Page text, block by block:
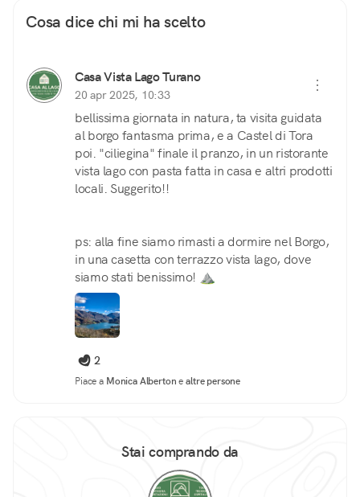
Cosa dice chi mi ha scelto
Casa Vista Lago Turano
20 apr 2025, 10:33
bellissima giornata in natura, ta visita guidata
al borgo fantasma prima, e a Castel di Tora
poi. "ciliegina" finale il pranzo, in un ristorante
vista lago con pasta fatta in casa e altri prodotti
locali. Suggerito!!
ps: alla fine siamo rimasti a dormire nel Borgo,
in una casetta con terrazzo vista lago, dove
siamo stati benissimo! ⛰️
2
Piace a Monica Albertonealtre persone
Stai comprando da